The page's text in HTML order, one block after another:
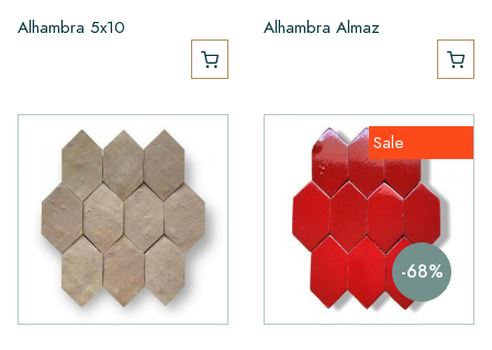
Alhambra 5x10 Alhambra Almaz
Sale
-68%